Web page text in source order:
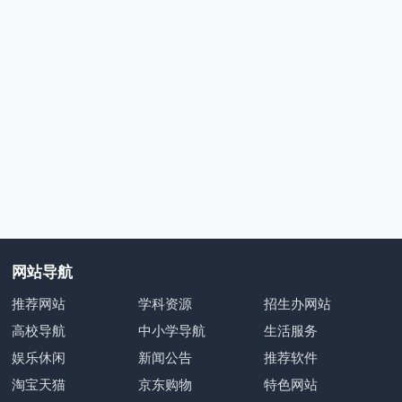
网站导航
推荐网站 学科资源
招生办网站
高校导航
中小学导航
生活服务
娱乐休闲
新闻公告
推荐软件
淘宝天猫
京东购物 特色网站